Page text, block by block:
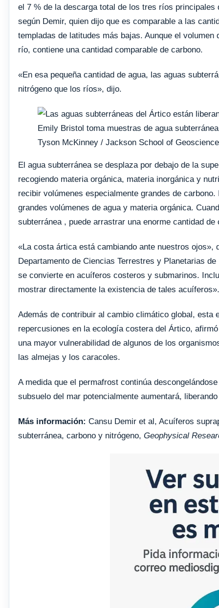
el 7 % de la descarga total de los tres ríos
según Demir, quien dijo que es comparable a las
templadas de latitudes más bajas. Aunque el
río, contiene una cantidad comparable de carbono.
«En esa pequeña cantidad de agua, las aguas
nitrógeno que los ríos», dijo.
Emily Bristol toma muestras de agua
Tyson McKinney / Jackson School of
El agua subterránea se desplaza por debajo de la
recogiendo materia orgánica, materia inorgánica y
recibir volúmenes especialmente grandes de
grandes volúmenes de agua y materia orgánica.
subterránea , puede arrastrar una enorme cantidad de
«La costa ártica está cambiando ante nuestros
Departamento de Ciencias Terrestres y Planetarias
se convierte en acuíferos costeros y submarinos.
mostrar directamente la existencia de tales acuíferos».
Además de contribuir al cambio climático global, esta
repercusiones en la ecología costera del Ártico,
una mayor vulnerabilidad de algunos de los
las almejas y los caracoles.
A medida que el permafrost continúa
subsuelo del mar potencialmente aumentará,
Más información: Cansu Demir et al, Acuíferos
subterránea, carbono y nitrógeno, Geophysical